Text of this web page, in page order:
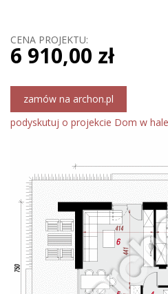
CENA PROJEKTU:
6 910,00 zł
zamów na archon.pl
podyskutuj o projekcie Dom w